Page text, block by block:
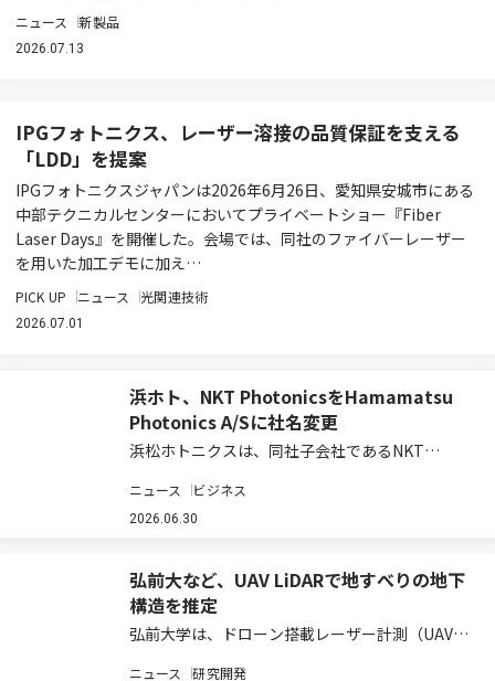
ニュース 新製品
2026.07.13
IPGフォトニクス、レーザー溶接の品質保証を支える
「LDD」を提案
IPGフォトニクスジャパンは2026年6月26日、愛知県安城市にある
中部テクニカルセンターにおいてプライベートショー『Fiber
Laser Days』を開催した。会場では、同社のファイバーレーザー
を用いた加工デモに加え…
PICK UP ニュース 光関連技術
2026.07.01
浜ホト、NKT PhotonicsをHamamatsu
Photonics A/Sに社名変更
浜松ホトニクスは、同社子会社であるNKT
Hamamatsu Photonics A/Sに変更し、浜松ホト
ニクスグループにおけるレーザ＆ファイバ事業ユ
ニュース ビジネス
2026.06.30
弘前大など、UAV LiDARで地すべりの地下
構造を推定
弘前大学は、ドローン搭載レーザー計測（UAV
ニュース 研究開発